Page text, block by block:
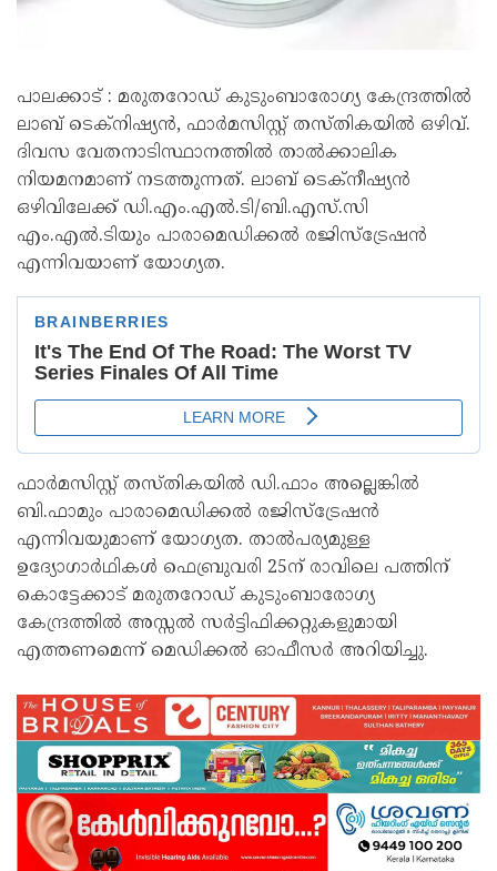
പാലക്കാട് : മരുതറോഡ് കുടുംബാരോഗ്യ കേന്ദ്രത്തിൽ
ലാബ് ടെക്‌നിഷ്യൻ, ഫാർമസിസ്റ്റ് തസ്തികയിൽ ഒഴിവ്.
ദിവസ വേതനാടിസ്ഥാനത്തിൽ താൽക്കാലിക
നിയമനമാണ് നടത്തുന്നത്. ലാബ് ടെക്നീഷ്യൻ
ഒഴിവിലേക്ക് ഡി.എം.എൽ.ടി/ബി.എസ്.സി
എം.എൽ.ടിയും പാരാമെഡിക്കൽ രജിസ്ട്രേഷൻ
എന്നിവയാണ് യോഗ്യത.
ഫാർമസിസ്റ്റ് തസ്തികയിൽ ഡി.ഫാം അല്ലെങ്കിൽ
ബി.ഫാമും പാരാമെഡിക്കൽ രജിസ്ട്രേഷൻ
എന്നിവയുമാണ് യോഗ്യത. താൽപര്യമുള്ള
ഉദ്യോഗാർഥികൾ ഫെബ്രുവരി 25ന് രാവിലെ പത്തിന്
കൊട്ടേക്കാട് മരുതറോഡ് കുടുംബാരോഗ്യ
കേന്ദ്രത്തിൽ അസ്സൽ സർട്ടിഫിക്കറ്റുകളുമായി
എത്തണമെന്ന് മെഡിക്കൽ ഓഫീസർ അറിയിച്ചു.